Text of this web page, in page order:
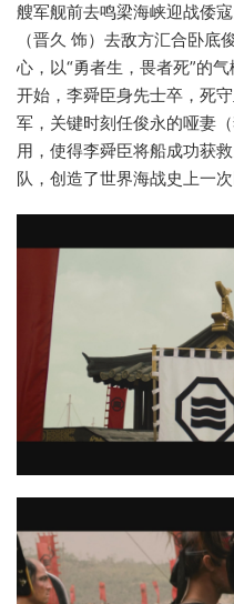
艘军舰前去鸣梁海峡迎战倭
（晋久 饰）去敌方汇合卧
心，以“勇者生，畏者死”的
开始，李舜臣身先士卒，死
军，关键时刻任俊永的哑妻
用，使得李舜臣将船成功获
队，创造了世界海战史上一